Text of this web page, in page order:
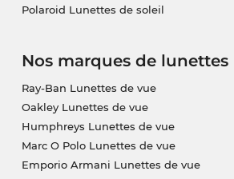
Polaroid Lunettes de soleil
Nos marques de
Ray-Ban Lunettes de vue
Oakley Lunettes de vue
Humphreys Lunettes de vue
Marc O Polo Lunettes de vue
Emporio Armani Lunettes de vue